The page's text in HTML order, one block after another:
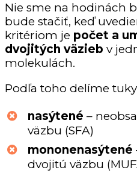
Nie sme na hodinách
bude stačiť, keď
kritériom je počet a
dvojitých väzieb v
molekulách.
Podľa toho delíme
nasýtené –
väzbu (SFA)
mononenasýtené
dvojitú väzbu